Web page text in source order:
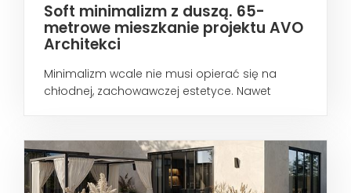
Soft minimalizm z duszą. 65-
metrowe mieszkanie projektu AVO
Architekci
Minimalizm wcale nie musi opierać się na
chłodnej, zachowawczej estetyce. Nawet